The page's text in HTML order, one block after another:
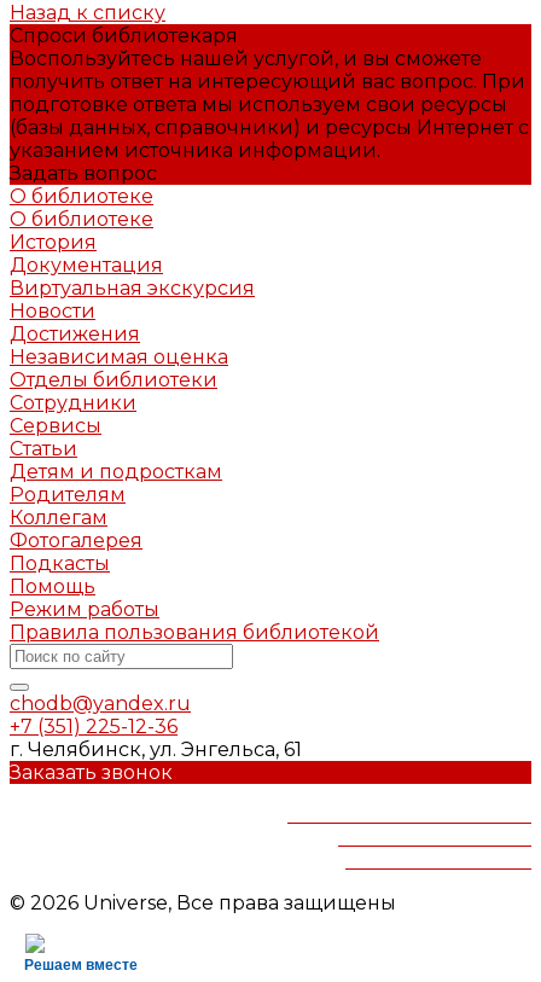
Назад к списку
Спроси библиотекаря
Воспользуйтесь нашей услугой, и вы сможете
получить ответ на интересующий вас вопрос. При
подготовке ответа мы используем свои ресурсы
(базы данных, справочники) и ресурсы Интернет с
указанием источника информации.
Задать вопрос
О библиотеке
О библиотеке
История
Документация
Виртуальная экскурсия
Новости
Достижения
Независимая оценка
Отделы библиотеки
Сотрудники
Сервисы
Статьи
Детям и подросткам
Родителям
Коллегам
Фотогалерея
Подкасты
Помощь
Режим работы
Правила пользования библиотекой
chodb@yandex.ru
+7 (351) 225-12-36
г. Челябинск, ул. Энгельса, 61
Заказать звонок
© 2026 Universe, Все права защищены
Решаем вместе